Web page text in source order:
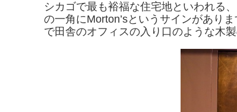
シカゴで最も裕福な住宅地といわれる
の一角にMorton’sというサインがあり
で田舎のオフィスの入り口のような木製